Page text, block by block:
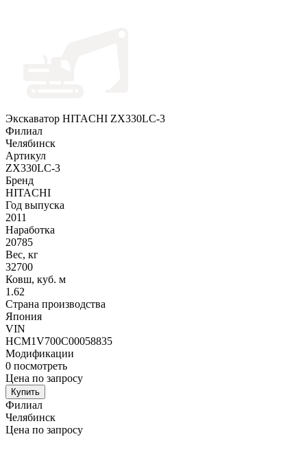
Экскаватор HITACHI ZX330LC-3
Филиал
Челябинск
Артикул
ZX330LC-3
Бренд
HITACHI
Год выпуска
2011
Наработка
20785
Вес, кг
32700
Ковш, куб. м
1.62
Страна производства
Япония
VIN
HCM1V700C00058835
Модификации
0 посмотреть
Цена по запросу
Купить
Филиал
Челябинск
Цена по запросу